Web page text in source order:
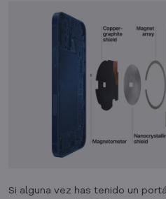
Si alguna vez has tenido un